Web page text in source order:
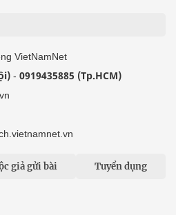
VietNamNet
- 0919435885 (Tp.HCM)
giả gửi bài Tuyển dụng